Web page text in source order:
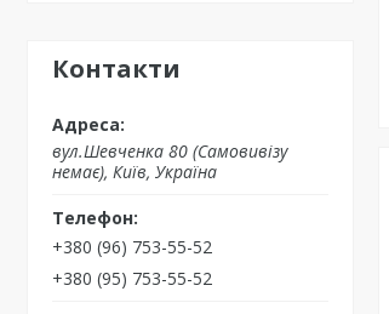
Контакти
вул.Шевченка 80 (Самовивізу
немає), Київ, Україна
+380 (96) 753-55-52
+380 (95) 753-55-52